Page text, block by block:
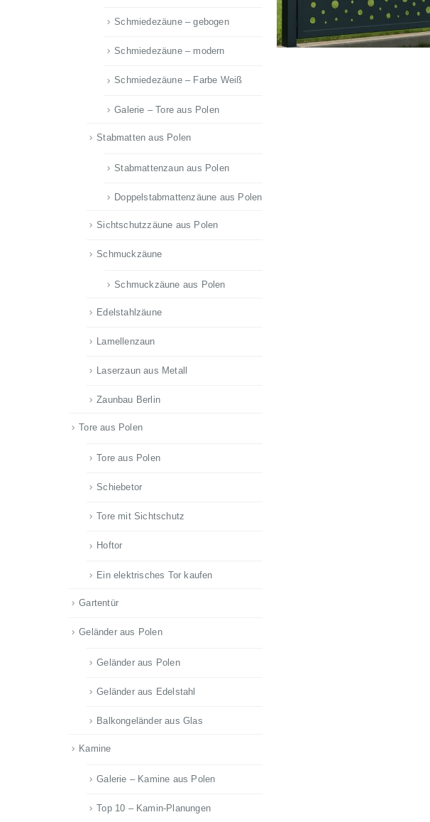
Schmiedezäune – gebogen
Schmiedezäune – modern
Schmiedezäune – Farbe Weiß
Galerie – Tore aus Polen
Stabmatten aus Polen
Stabmattenzaun aus Polen
Doppelstabmattenzäune aus Polen
Sichtschutzzäune aus Polen
Schmuckzäune
Schmuckzäune aus Polen
Edelstahlzäune
Lamellenzaun
Laserzaun aus Metall
Zaunbau Berlin
Tore aus Polen
Tore aus Polen
Schiebetor
Tore mit Sichtschutz
Hoftor
Ein elektrisches Tor kaufen
Gartentür
Geländer aus Polen
Geländer aus Polen
Geländer aus Edelstahl
Balkongeländer aus Glas
Kamine
Galerie – Kamine aus Polen
Top 10 – Kamin-Planungen